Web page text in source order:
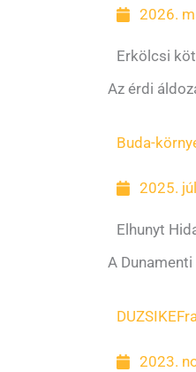
2026.
Erkölcsi
Az érdi
Buda-
2025.
Elhunyt
A
DUZSIKE
2023.